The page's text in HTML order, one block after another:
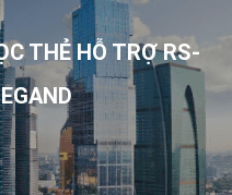
THẺ HỖ TRỢ RS-